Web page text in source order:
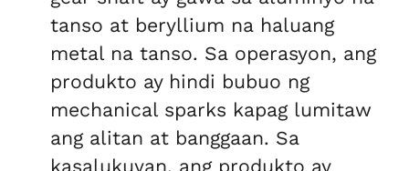
tanso at beryllium na haluang
metal na tanso. Sa operasyon, ang
produkto ay hindi bubuo ng
mechanical sparks kapag lumitaw
ang alitan at banggaan. Sa
kasalukuyan, ang produkto ay